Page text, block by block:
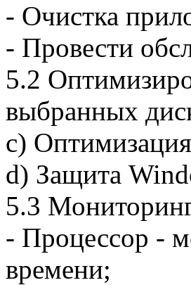
- Очистка
- Провести
5.2
выбранных
c)
d) Защита
5.3
- Процессор -
времени;